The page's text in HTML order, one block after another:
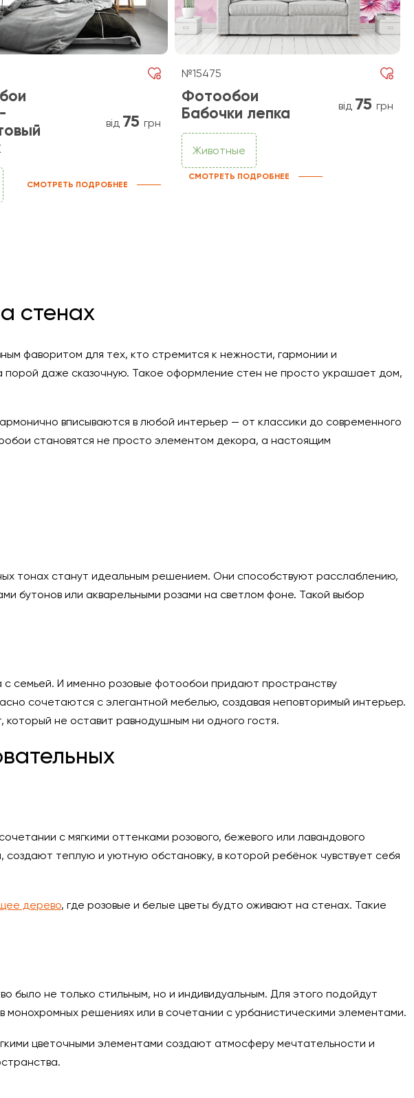
від 75 грн
СМОТРЕТЬ ПОДРОБНЕЕ
№15475
Фотообои
Бабочки лепка
від 75 грн
Животные
СМОТРЕТЬ ПОДРОБНЕЕ
стенах
фаворитом для тех, кто стремится к нежности, гармонии и
даже сказочную. Такое оформление стен не просто украшает дом,
вписываются в любой интерьер — от классики до современного
становятся не просто элементом декора, а настоящим
тонах станут идеальным решением. Они способствуют расслаблению,
бутонов или акварельными розами на светлом фоне. Такой выбор
семьей. И именно розовые фотообои придают пространству
сочетаются с элегантной мебелью, создавая неповторимый интерьер.
не оставит равнодушным ни одного гостя.
с мягкими оттенками розового, бежевого или лавандового
теплую и уютную обстановку, в которой ребёнок чувствует себя
дерево, где розовые и белые цветы будто оживают на стенах. Такие
не только стильным, но и индивидуальным. Для этого подойдут
решениях или в сочетании с урбанистическими элементами.
цветочными элементами создают атмосферу мечтательности и